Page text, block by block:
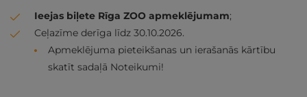
Ieejas biļete Rīga ZOO apmeklējumam;
Ceļazīme derīga līdz 30.10.2026.
Apmeklējuma pieteikšanas un ierašanās kārtību
skatīt sadaļā Noteikumi!